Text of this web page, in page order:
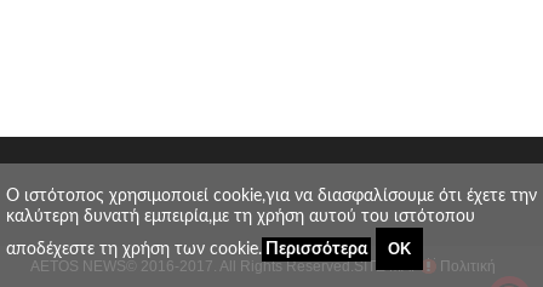
AETOS NEWS © 2016-2017. All Rights Reserved.SITE MAP Πολιτική
O ιστότοπος χρησιμοποιεί cookie,για να διασφαλίσουμε ότι έχετε την
καλύτερη δυνατή εμπειρία,με τη χρήση αυτού του ιστότοπου
αποδέχεστε τη χρήση των cookie.
Περισσότερα ΟΚ